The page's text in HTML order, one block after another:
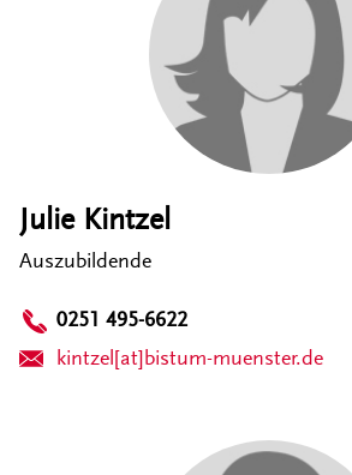
Julie Kintzel
Auszubildende
0251 495-6622
kintzel[at]bistum-muenster.de